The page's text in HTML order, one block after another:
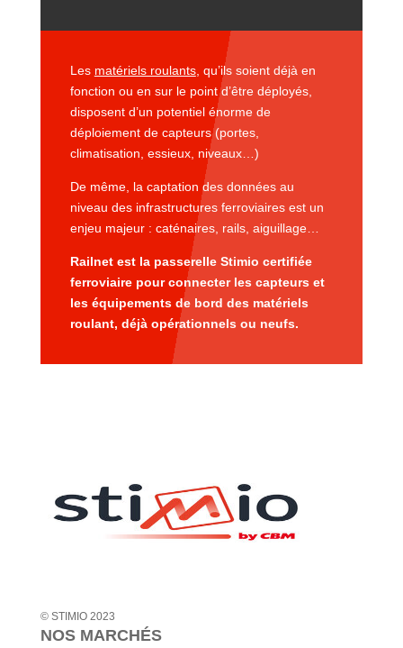
Les matériels roulants, qu’ils soient déjà en
fonction ou en sur le point d’être déployés,
disposent d’un potentiel énorme de
déploiement de capteurs (portes,
climatisation, essieux, niveaux…)
De même, la captation des données au
niveau des infrastructures ferroviaires est un
enjeu majeur : caténaires, rails, aiguillage…
Railnet est la passerelle Stimio certifiée
ferroviaire pour connecter les capteurs et
les équipements de bord des matériels
roulant, déjà opérationnels ou neufs.
© STIMIO 2023
NOS MARCHÉS